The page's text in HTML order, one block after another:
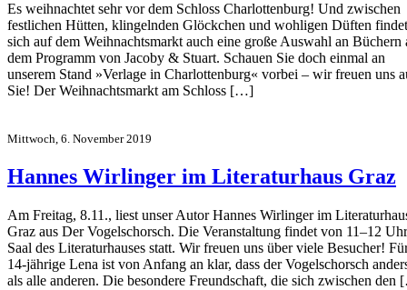
Es weihnachtet sehr vor dem Schloss Charlottenburg! Und zwischen
festlichen Hütten, klingelnden Glöckchen und wohligen Düften findet
sich auf dem Weihnachtsmarkt auch eine große Auswahl an Büchern
dem Programm von Jacoby & Stuart. Schauen Sie doch einmal an
unserem Stand »Verlage in Charlottenburg« vorbei – wir freuen uns
Sie! Der Weihnachtsmarkt am Schloss […]
Mittwoch, 6. November 2019
Hannes Wirlinger im Literaturhaus Graz
Am Freitag, 8.11., liest unser Autor Hannes Wirlinger im
Graz aus Der Vogelschorsch. Die Veranstaltung findet von 11–12
Saal des Literaturhauses statt. Wir freuen uns über viele Besucher!
14-jährige Lena ist von Anfang an klar, dass der Vogelschorsch
als alle anderen. Die besondere Freundschaft, die sich zwischen